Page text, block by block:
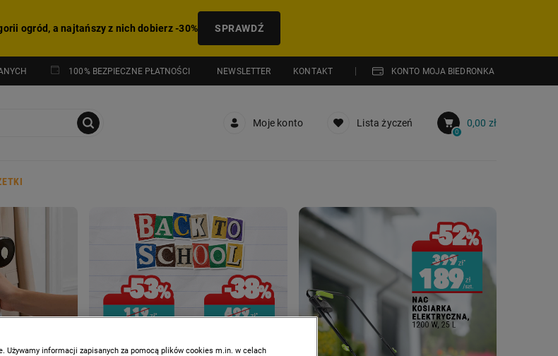
ogród, a najtańszy z nich dobierz -30% SPRAWDŹ
100% BEZPIECZNE PŁATNOŚCI NEWSLETTER KONTAKT KONTO MOJA BIEDRONKA
Moje konto Lista życzeń
0
0,00 zł
Używamy informacji zapisanych za pomocą plików cookies m.in. w celach